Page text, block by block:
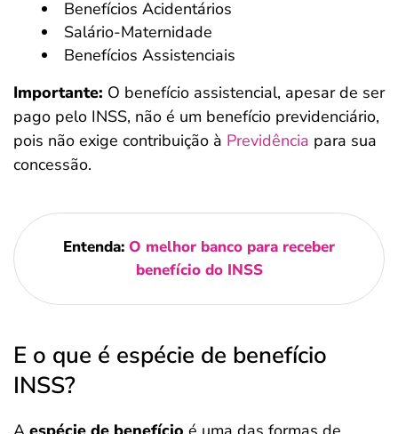
Benefícios Acidentários
Salário-Maternidade
Benefícios Assistenciais
Importante: O benefício assistencial, apesar de ser
pago pelo INSS, não é um benefício previdenciário,
pois não exige contribuição à Previdência para sua
concessão.
Entenda: O melhor banco para receber
benefício do INSS
E o que é espécie de benefício
INSS?